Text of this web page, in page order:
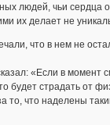
людей, чьи сердца
их делает не
что в нем не
«Если в
будет страдать от
что наделены